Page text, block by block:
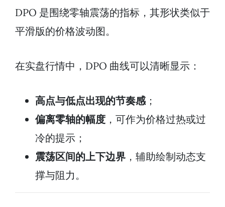
DPO 是围绕零轴震荡的指标，其形状类似于
平滑版的价格波动图。
在实盘行情中，DPO 曲线可以清晰显示：
高点与低点出现的节奏感 ；
偏离零轴的幅度 ，可作为价格过热或过
冷的提示；
震荡区间的上下边界 ，辅助绘制动态支
撑与阻力。